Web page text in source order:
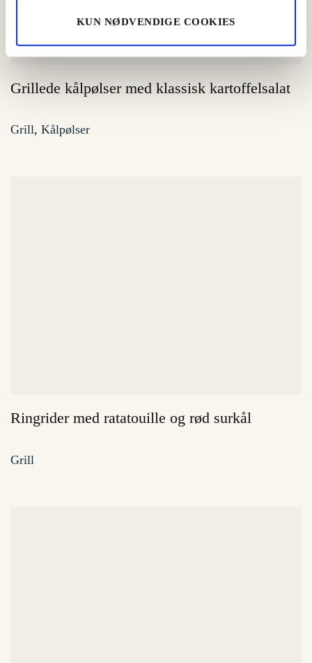
KUN NØDVENDIGE COOKIES
Grillede kålpølser med klassisk kartoffelsalat
Grill, Kålpølser
Ringrider med ratatouille og rød surkål
Grill